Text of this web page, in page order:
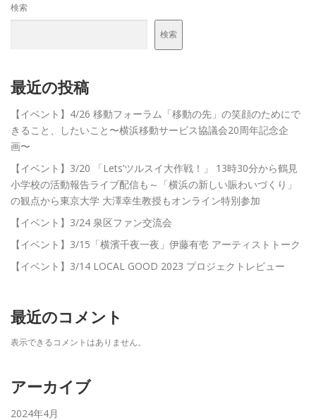
検索
検索
最近の投稿
【イベント】4/26 移動フォーラム「移動の先」の笑顔のためにで
きること、したいこと〜横浜移動サービス協議会20周年記念企
画〜
【イベント】3/20 「Lets’ツルスイ大作戦！」 13時30分から鶴見
小学校の活動報告ライブ配信も～「横浜の新しい賑わいづくり」
の観点から東京大学 大澤幸生教授もオンライン特別参加
【イベント】3/24 泉区ファン交流会
【イベント】3/15「横濱千夜一夜」伊藤有壱 アーティストトーク
【イベント】3/14 LOCAL GOOD 2023 プロジェクトレビュー
最近のコメント
表示できるコメントはありません。
アーカイブ
2024年4月